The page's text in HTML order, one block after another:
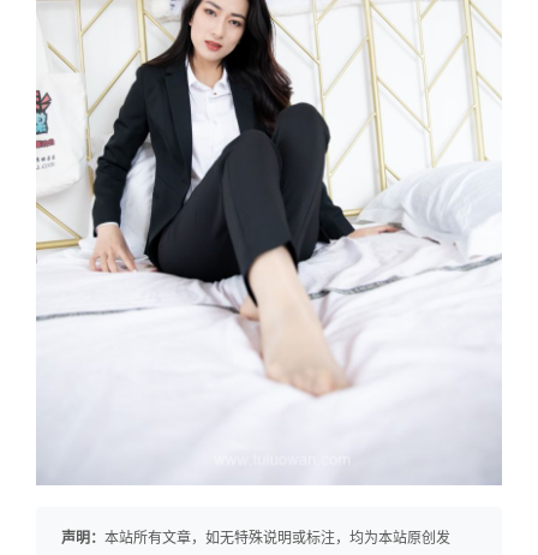
声明： 本站所有文章，如无特殊说明或标注，均为本站原创发